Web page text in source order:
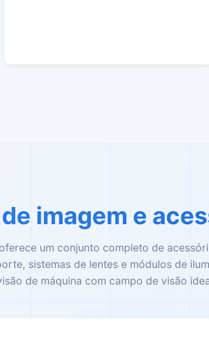
imagem e
um conjunto completo de
sistemas de lentes e módulos de
de máquina com campo de visão